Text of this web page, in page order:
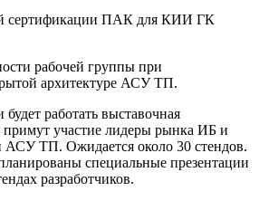
сертификации ПАК для КИИ ГК
рабочей группы при
архитектуре АСУ ТП.
работать выставочная
примут участие лидеры рынка ИБ и
АСУ ТП. Ожидается около 30 стендов.
специальные презентации
разработчиков.